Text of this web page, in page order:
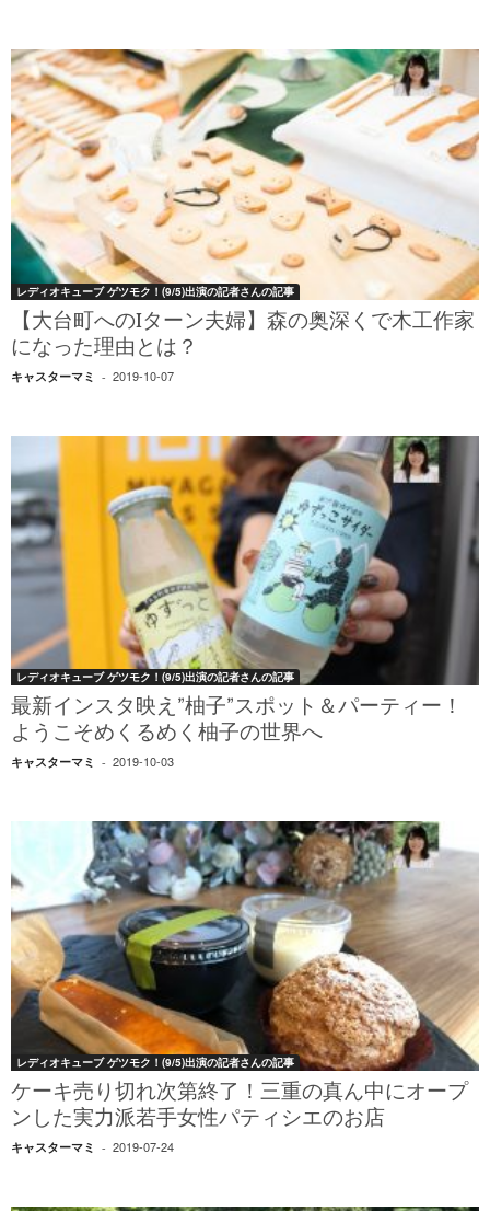
レディオキューブ ゲツモク！(9/5)出演の記者さんの記事
【大台町へのIターン夫婦】森の奥深くで木工作家
になった理由とは？
キャスターマミ - 2019-10-07
レディオキューブ ゲツモク！(9/5)出演の記者さんの記事
最新インスタ映え”柚子”スポット＆パーティー！
ようこそめくるめく柚子の世界へ
キャスターマミ - 2019-10-03
レディオキューブ ゲツモク！(9/5)出演の記者さんの記事
ケーキ売り切れ次第終了！三重の真ん中にオープ
ンした実力派若手女性パティシエのお店
キャスターマミ - 2019-07-24